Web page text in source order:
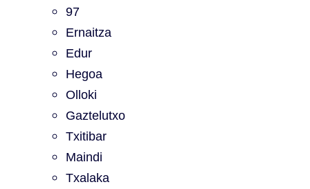
97
Ernaitza
Edur
Hegoa
Olloki
Gaztelutxo
Txitibar
Maindi
Txalaka